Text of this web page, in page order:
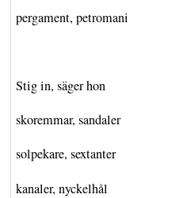
pergament, petromani
Stig in, säger hon
skoremmar, sandaler
solpekare, sextanter
kanaler, nyckelhål